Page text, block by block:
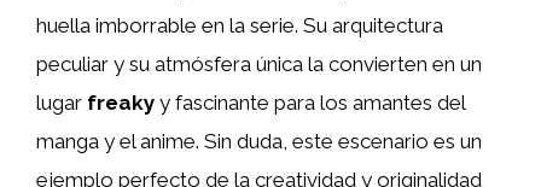
huella imborrable en la serie. Su arquitectura
peculiar y su atmósfera única la convierten en un
lugar freaky y fascinante para los amantes del
manga y el anime. Sin duda, este escenario es un
ejemplo perfecto de la creatividad y originalidad